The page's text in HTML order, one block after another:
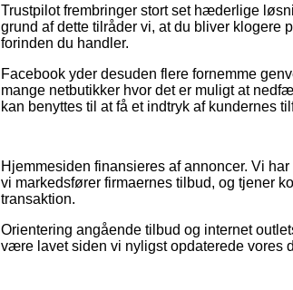
Trustpilot frembringer stort set hæderlige
grund af dette tilråder vi, at du bliver klogere
forinden du handler.
Facebook yder desuden flere fornemme
mange netbutikker hvor det er muligt at
kan benyttes til at få et indtryk af kundernes
Hjemmesiden finansieres af annoncer. Vi
vi markedsfører firmaernes tilbud, og tjener
transaktion.
Orientering angående tilbud og internet
være lavet siden vi nyligst opdaterede vores